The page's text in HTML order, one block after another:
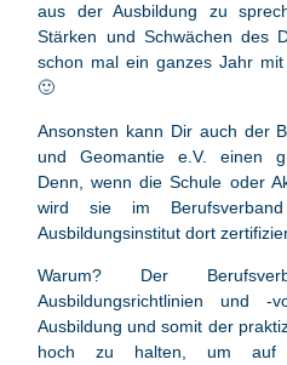
aus der Ausbildung zu
Stärken und Schwächen des
schon mal ein ganzes Jahr mit
🙂
Ansonsten kann Dir auch der
und Geomantie e.V. einen
Denn, wenn die Schule oder
wird sie im
Ausbildungsinstitut dort
Warum? Der
Ausbildungsrichtlinien und
Ausbildung und somit der
hoch zu halten, um auf